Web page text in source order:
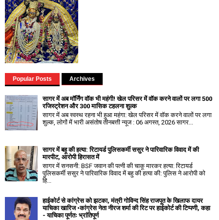
Popular Posts Archives
सागर में अब मॉर्निंग वॉक भी महंगी! खेल परिसर में वॉक करने वालों पर लगा ₹500
रजिस्ट्रेशन और ₹300 मासिक टहलना शुल्क
सागर में अब स्वस्थ रहना भी हुआ महंगा: खेल परिसर में वॉक करने वालों पर लगा
शुल्क, लोगों में भारी असंतोष तीनबत्ती न्यूज : 06 अगस्त, 2026 सागर...
सागर में बहू की हत्या: रिटायर्ड पुलिसकर्मी ससुर ने पारिवारिक विवाद में की
मारपीट, आरोपी हिरासत में
सागर में सनसनी: BSF जवान की पत्नी की चाकू मारकर हत्या: रिटायर्ड
पुलिसकर्मी ससुर ने पारिवारिक विवाद में बहु की हत्या की: पुलिस ने आरोपी को
हि...
हाईकोर्ट से कांग्रेस को झटका, मंत्री गोविन्द सिंह राजपूत के खिलाफ दायर
याचिका खारिज •कांग्रेस नेता नीरज शर्मा की रिट पर हाईकोर्ट की टिप्पणी, कहा
- याचिका पूर्णतः भ्रांतिपूर्ण